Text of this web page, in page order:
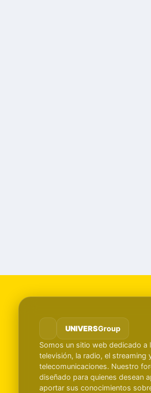
UNIVERSGroup
Somos un sitio web dedicado a
televisión, la radio, el streaming
telecomunicaciones. Nuestro
diseñado para quienes desean
aportar sus conocimientos